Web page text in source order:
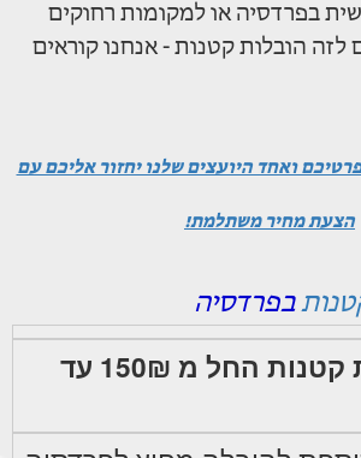
בפרדסיה או למקומות רחוקים
לזה הובלות קטנות - אנחנו קוראים
ואחד היועצים שלנו יחזור אליכם עם
הצעת מחיר משתלמת!
בפרדסיה
מחיר הובלות קטנות החל מ 150₪ עד